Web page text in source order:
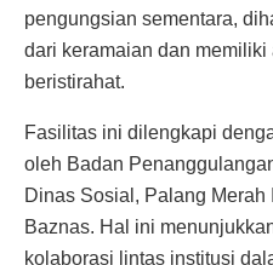
pengungsian sementara,
dari keramaian dan
beristirahat.
Fasilitas ini dilengkapi
oleh Badan
Dinas Sosial, Palang Merah
Baznas. Hal ini
kolaborasi lintas institusi